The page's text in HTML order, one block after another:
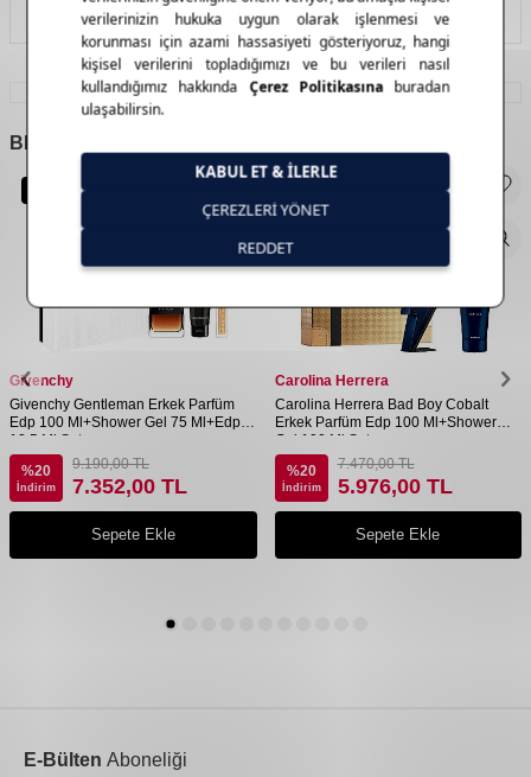
İade Koşulları
BENZER
Yeni Ürün
Givenchy
Givenchy Gentleman Erkek Parfüm
Edp 100 Ml+Shower Gel 75 Ml+Edp
12,5 Ml Set
%20
İndirim
9.190,00TL
7.352,00 TL
Sepete Ekle
Carolina Herrera
Carolina Herrera Bad Boy Cobalt
Erkek Parfüm Edp 100 Ml+Shower
Gel 100 Ml Set
%20
İndirim
7.470,00TL
5.976,00TL
Sepete Ekle
E-Bülten Aboneliği